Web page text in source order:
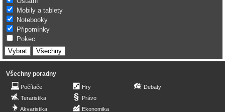
Mobily a tablety
Notebooky
Připomínky
Pokec
Všechny poradny
Počítače
Teraristika
Akvaristika
Hry
Právo
Ekonomika
Debaty